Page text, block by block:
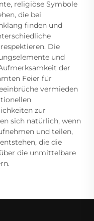
religiöse Symbole
die bei
finden und
Die
und
der
Feier für
vermieden
zur
sich natürlich, wenn
und teilen,
die die
die unmittelbare